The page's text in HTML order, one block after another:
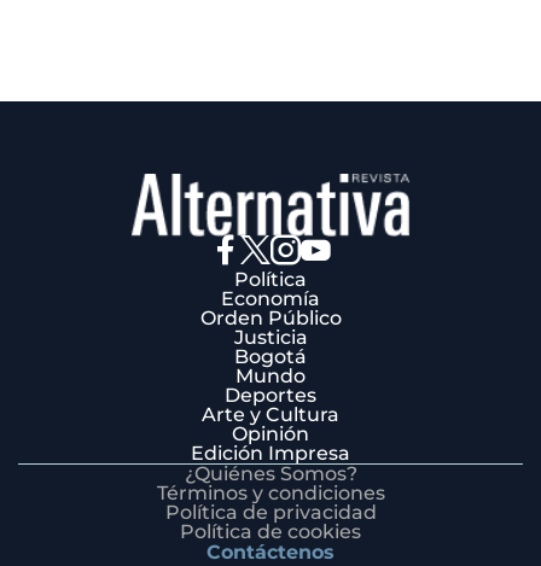
Política
Economía
Orden Público
Justicia
Bogotá
Mundo
Deportes
Arte y Cultura
Opinión
Edición Impresa
¿Quiénes Somos?
Términos y condiciones
Política de privacidad
Política de cookies
Contáctenos